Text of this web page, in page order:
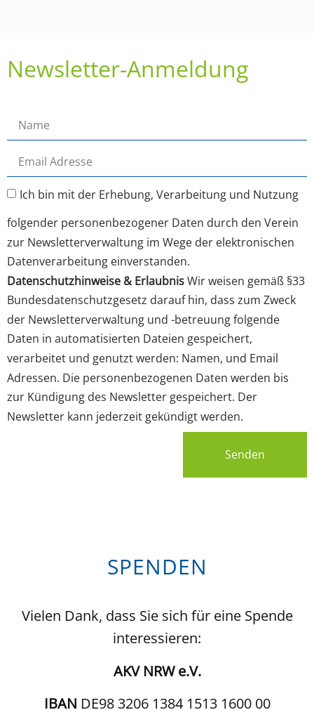
Newsletter-Anmeldung
Ich bin mit der Erhebung, Verarbeitung und Nutzung
folgender personenbezogener Daten durch den Verein
zur Newsletterverwaltung im Wege der elektronischen
Datenverarbeitung einverstanden.
Datenschutzhinweise & ErlaubnisWir weisen gemäß §33
Bundesdatenschutzgesetz darauf hin, dass zum Zweck
der Newsletterverwaltung und -betreuung folgende
Daten in automatisierten Dateien gespeichert,
verarbeitet und genutzt werden: Namen, und Email
Adressen. Die personenbezogenen Daten werden bis
zur Kündigung des Newsletter gespeichert. Der
Newsletter kann jederzeit gekündigt werden.
Senden
SPENDEN
Vielen Dank, dass Sie sich für eine Spende
interessieren:
AKV NRW e.V.
IBAN DE98 3206 1384 1513 1600 00